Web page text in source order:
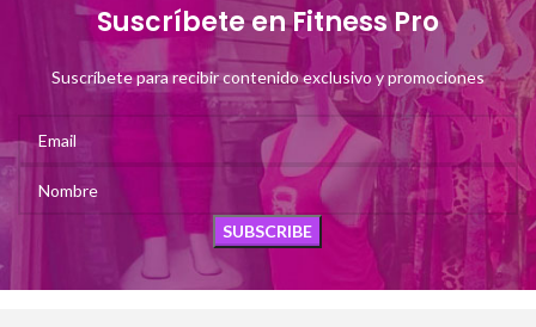
Suscríbete en Fitness Pro
Suscríbete para recibir contenido exclusivo y promociones